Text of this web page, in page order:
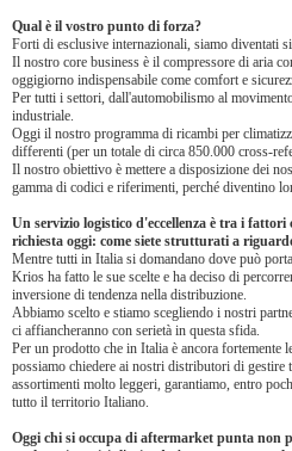
Qual è il vostro punto di forza?
Forti di esclusive internazionali, siamo diventati
Il nostro core business è il compressore di aria
oggigiorno indispensabile come comfort e
Per tutti i settori, dall'automobilismo al
industriale.
Oggi il nostro programma di ricambi per
differenti (per un totale di circa 850.000 cross-
Il nostro obiettivo è mettere a disposizione dei
gamma di codici e riferimenti, perché diventino
Un servizio logistico d'eccellenza è tra i fattori
richiesta oggi: come siete strutturati a
Mentre tutti in Italia si domandano dove può
Krios ha fatto le sue scelte e ha deciso di
inversione di tendenza nella distribuzione.
Abbiamo scelto e stiamo scegliendo i nostri
ci affiancheranno con serietà in questa sfida.
Per un prodotto che in Italia è ancora fortemente
possiamo chiedere ai nostri distributori di gestire
assortimenti molto leggeri, garantiamo, entro
tutto il territorio Italiano.
Oggi chi si occupa di aftermarket punta non